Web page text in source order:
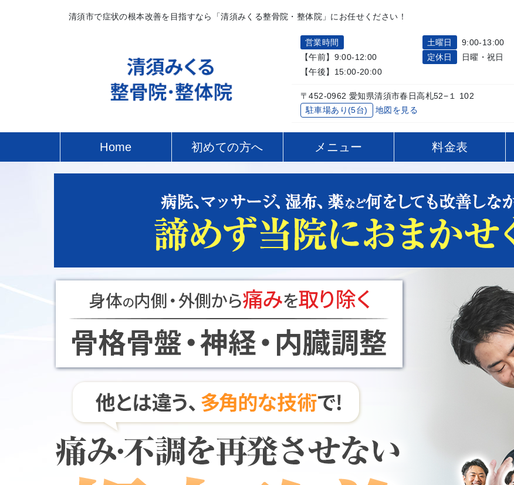
清須市で症状の根本改善を目指すなら「清須みくる整骨院・整体院」にお任せください！
営業時間
【午前】9:00-12:00
【午後】15:00-20:00
土曜日
9:00-13:00
定休日
日曜・祝日
〒452-0962 愛知県清須市春日高札52−１ 102
駐車場あり(5台)
地図を見る
Home 初めての方へ メニュー 料金表